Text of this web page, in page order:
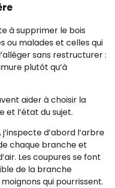
à supprimer le bois
ou malades et celles qui
sans restructurer :
plutôt qu’à
aider à choisir la
et l’état du sujet.
d’abord l’arbre
chaque branche et
Les coupures se font
de la branche
qui pourrissent.